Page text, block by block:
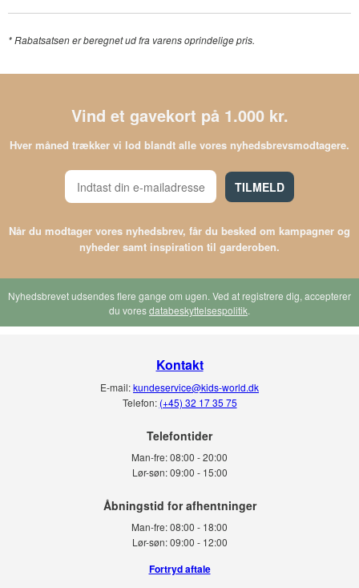
*Rabatsatsen er beregnet ud fra varens oprindelige pris.
Vind et gavekort på 1.000 kr.
Hver måned trækker vi lod blandt alle vores nyhedsbrevsmodtagere.
TILMELD
Når du modtager vores nyhedsbrev, får du besked om kampagner og
nyheder samt inspiration til garderoben.
Nyhedsbrevet udsendes flere gange om ugen. Ved at registrere dig, accepterer
du voresdatabeskyttelsespolitik.
Kontakt
E-mail:kundeservice@kids-world.dk
Telefon: (+45) 32 17 35 75
Telefontider
Man-fre:08:00 - 20:00
Lør-søn: 09:00 - 15:00
Man-fre:08:00 - 18:00
Lør-søn:09:00 - 12:00
Fortryd aftale